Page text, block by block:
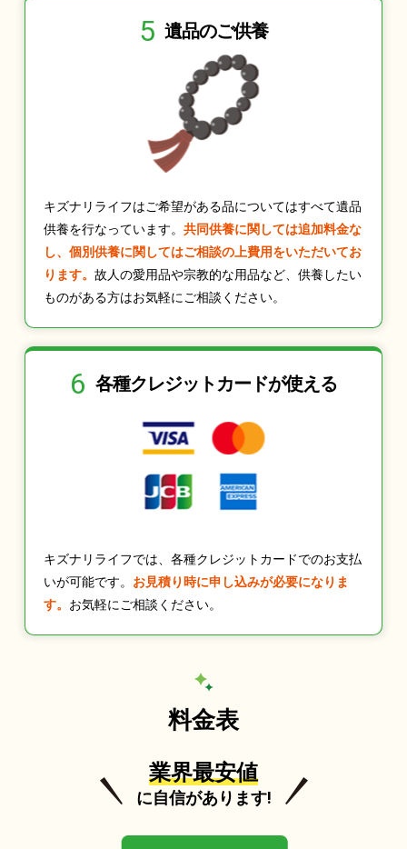
5 遺品のご供養
キズナリライフはご希望がある品についてはすべて遺品
供養を行なっています。 共同供養に関しては追加料金な
し、個別供養に関してはご相談の上費用をいただいてお
ります。 故人の愛用品や宗教的な用品など、供養したい
ものがある方はお気軽にご相談ください。
6 各種クレジットカードが使える
キズナリライフでは、各種クレジットカードでのお支払
いが可能です。 お見積り時に申し込みが必要になりま
す。 お気軽にご相談ください。
料金表
業界最安値
に自信があります!